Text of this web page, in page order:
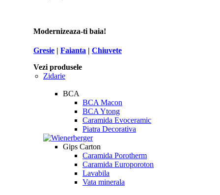
Modernizeaza-ti baia!
Gresie | Faianta | Chiuvete
Vezi produsele
Zidarie
BCA
BCA Macon
BCA Ytong
Caramida Evoceramic
Piatra Decorativa
Gips Carton
Caramida Porotherm
Caramida Europoroton
Lavabila
Vata minerala